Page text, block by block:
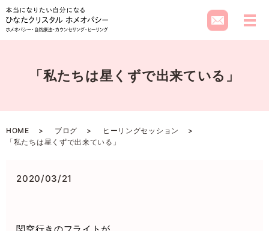
メ
「私たちは星くずで出来ている」
HOME ブログ
ヒーリングセッション
「私たちは星くずで出来ている」
2020/03/21